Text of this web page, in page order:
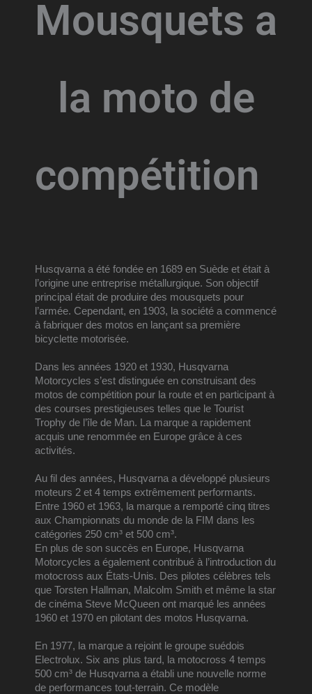
Mousquets a
la moto de
compétition
Husqvarna a été fondée en 1689 en Suède et était à
l’origine une entreprise métallurgique. Son objectif
principal était de produire des mousquets pour
l’armée. Cependant, en 1903, la société a commencé
à fabriquer des motos en lançant sa première
bicyclette motorisée.
Dans les années 1920 et 1930, Husqvarna
Motorcycles s’est distinguée en construisant des
motos de compétition pour la route et en participant à
des courses prestigieuses telles que le Tourist
Trophy de l’île de Man. La marque a rapidement
acquis une renommée en Europe grâce à ces
activités.
Au fil des années, Husqvarna a développé plusieurs
moteurs 2 et 4 temps extrêmement performants.
Entre 1960 et 1963, la marque a remporté cinq titres
aux Championnats du monde de la FIM dans les
catégories 250 cm³ et 500 cm³.
En plus de son succès en Europe, Husqvarna
Motorcycles a également contribué à l’introduction du
motocross aux États-Unis. Des pilotes célèbres tels
que Torsten Hallman, Malcolm Smith et même la star
de cinéma Steve McQueen ont marqué les années
1960 et 1970 en pilotant des motos Husqvarna.
En 1977, la marque a rejoint le groupe suédois
Electrolux. Six ans plus tard, la motocross 4 temps
500 cm³ de Husqvarna a établi une nouvelle norme
de performances tout-terrain. Ce modèle